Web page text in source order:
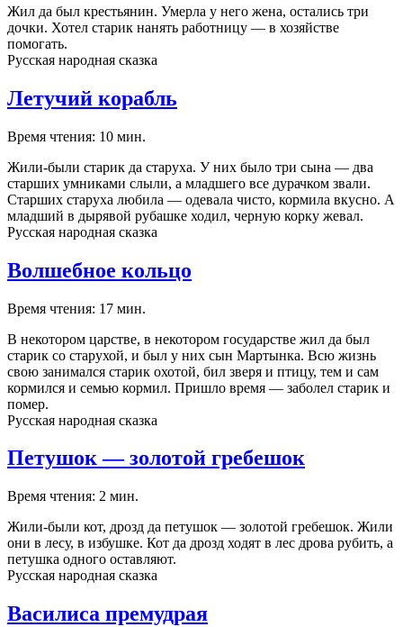
Жил да был крестьянин. Умерла у него жена, остались три
дочки. Хотел старик нанять работницу — в хозяйстве
помогать.
Русская народная сказка
Летучий корабль
Время чтения: 10 мин.
Жили-были старик да старуха. У них было три сына — два
старших умниками слыли, а младшего все дурачком звали.
Старших старуха любила — одевала чисто, кормила вкусно. А
младший в дырявой рубашке ходил, черную корку жевал.
Русская народная сказка
Волшебное кольцо
Время чтения: 17 мин.
В некотором царстве, в некотором государстве жил да был
старик со старухой, и был у них сын Мартынка. Всю жизнь
свою занимался старик охотой, бил зверя и птицу, тем и сам
кормился и семью кормил. Пришло время — заболел старик и
помер.
Русская народная сказка
Петушок — золотой гребешок
Время чтения: 2 мин.
Жили-были кот, дрозд да петушок — золотой гребешок. Жили
они в лесу, в избушке. Кот да дрозд ходят в лес дрова рубить, а
петушка одного оставляют.
Русская народная сказка
Василиса премудрая